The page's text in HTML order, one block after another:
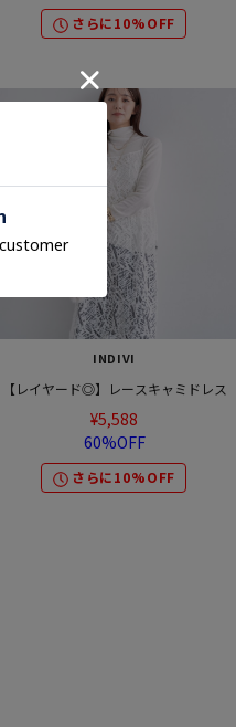
さらに10%OFF
INDIVI
【レイヤード◎】レースキャミドレス
¥5,588
60%OFF
さらに10%OFF